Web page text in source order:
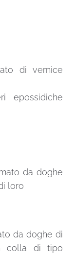
di vernice
epossidiche
da doghe
loro
da doghe di
colla di tipo